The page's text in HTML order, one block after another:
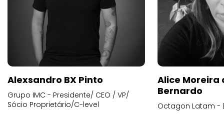
Alexsandro BX Pinto
Grupo IMC - Presidente/ CEO / VP/
Sócio Proprietário/C-level
Alice
Bernardo
Octagon Latam -